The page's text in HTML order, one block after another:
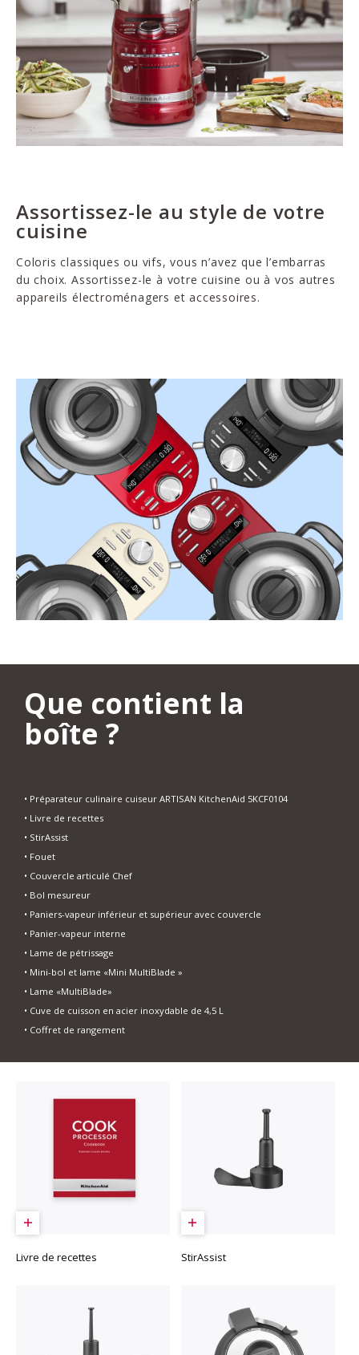
Assortissez-le au style de votre
cuisine
Coloris classiques ou vifs, vous n’avez que l’embarras
du choix. Assortissez-le à votre cuisine ou à vos autres
appareils électroménagers et accessoires.
Que contient la
boîte ?
• Préparateur culinaire cuiseur ARTISAN KitchenAid 5KCF0104
• Livre de recettes
• StirAssist
• Fouet
• Couvercle articulé Chef
• Bol mesureur
• Paniers-vapeur inférieur et supérieur avec couvercle
• Panier-vapeur interne
• Lame de pétrissage
• Mini-bol et lame «Mini MultiBlade »
• Lame «MultiBlade»
• Cuve de cuisson en acier inoxydable de 4,5 L
• Coffret de rangement
Livre de recettes StirAssist